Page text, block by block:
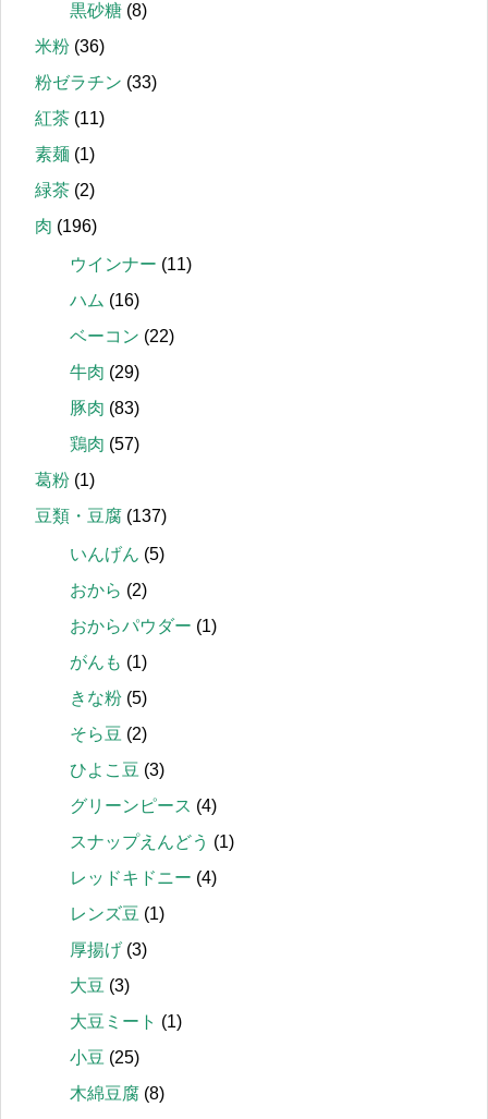
黒砂糖 (8)
米粉 (36)
粉ゼラチン (33)
紅茶 (11)
素麺 (1)
緑茶 (2)
肉 (196)
ウインナー (11)
ハム (16)
ベーコン (22)
牛肉 (29)
豚肉 (83)
鶏肉 (57)
葛粉 (1)
豆類・豆腐 (137)
いんげん (5)
おから (2)
おからパウダー (1)
がんも (1)
きな粉 (5)
そら豆 (2)
ひよこ豆 (3)
グリーンピース (4)
スナップえんどう (1)
レッドキドニー (4)
レンズ豆 (1)
厚揚げ (3)
大豆 (3)
大豆ミート (1)
小豆 (25)
木綿豆腐 (8)